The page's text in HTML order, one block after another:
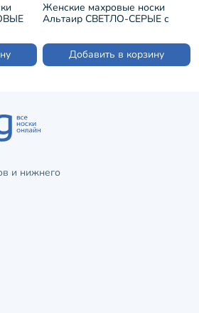
Женские махровые носки
Альтаир СВЕТЛО-СЕРЫЕ с
Добавить в корзину
и нижнего